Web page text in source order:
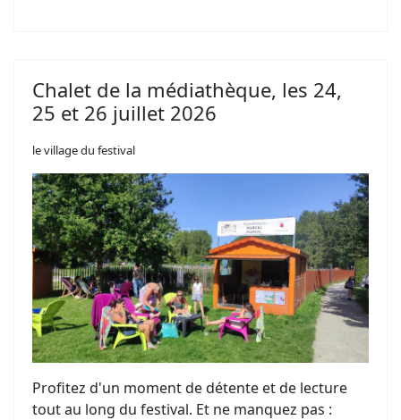
Chalet de la médiathèque, les 24,
25 et 26 juillet 2026
le village du festival
Profitez d'un moment de détente et de lecture
tout au long du festival. Et ne manquez pas :